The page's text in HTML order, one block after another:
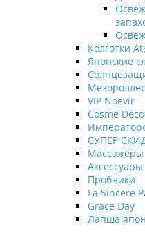
Колготки
Японские
VIP Noevir
Cosme
СУПЕР
Массажеры
Аксессуары
Пробники
La Sincere
Grace Day
Лапша